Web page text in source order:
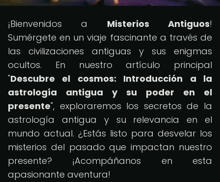
¡Bienvenidos a Misterios Antiguos!
Sumérgete en un viaje fascinante a través de
las civilizaciones antiguas y sus enigmas
ocultos. En nuestro artículo principal
"Descubre el cosmos: Introducción a la
astrología antigua y su poder en el
presente", exploraremos los secretos de la
astrología antigua y su relevancia en el
mundo actual. ¿Estás listo para desvelar los
misterios del pasado que impactan nuestro
presente? ¡Acompáñanos en esta
apasionante aventura!